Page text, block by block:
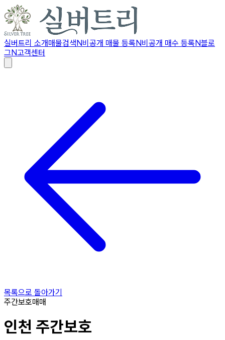
실버트리 소개매물검색N비공개 매물 등록N비공개 매수 등록N블로
그N고객센터
목록으로 돌아가기
주간보호매매
인천 주간보호